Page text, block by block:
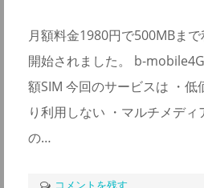
月額料金1980円で500MBま
開始されました。 b-
額SIM 今回のサービスは ・低
り利用しない ・マルチメデ
の…
コメントを残す